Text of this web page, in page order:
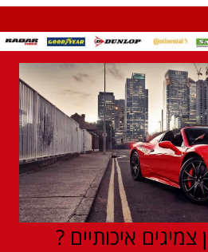
איכותיים ?